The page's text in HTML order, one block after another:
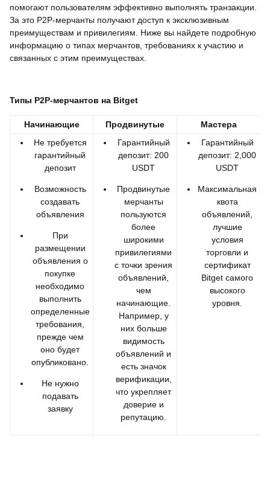
помогают пользователям эффективно выполнять транзакции.
За это P2P-мерчанты получают доступ к эксклюзивным
преимуществам и привилегиям. Ниже вы найдете подробную
информацию о типах мерчантов, требованиях к участию и
связанных с этим преимуществах.
Типы P2P-мерчантов на Bitget
Начинающие Продвинутые
Мастера
Не требуется
гарантийный
депозит
Возможность
создавать
объявления
При
размещении
объявления о
покупке
необходимо
выполнить
определенные
требования,
прежде чем
оно будет
опубликовано.
Не нужно
подавать
заявку
Гарантийный
депозит: 200
USDT
Продвинутые
мерчанты
пользуются
более
широкими
привилегиями
с точки зрения
объявлений,
чем
начинающие.
Например, у
них больше
видимость
объявлений и
есть значок
верификации,
что укрепляет
доверие и
репутацию.
Гарантийный
депозит: 2,000
USDT
Максимальная
квота
объявлений,
лучшие
условия
торговли и
сертификат
Bitget самого
высокого
уровня.